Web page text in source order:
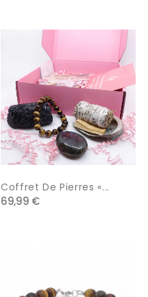
Coffret De Pierres «...
69,99 €